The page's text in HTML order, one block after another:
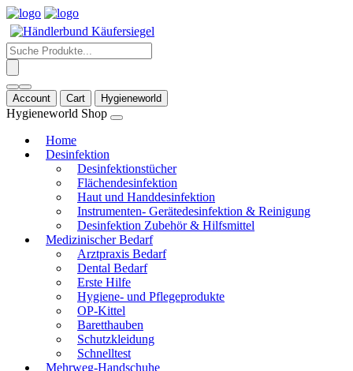
Products
search
Account Cart Hygieneworld
Hygieneworld Shop
Home
Desinfektion
Desinfektionstücher
Flächendesinfektion
Haut und Handdesinfektion
Instrumenten- Gerätedesinfektion & Reinigung
Desinfektion Zubehör & Hilfsmittel
Medizinischer Bedarf
Arztpraxis Bedarf
Dental Bedarf
Erste Hilfe
Hygiene- und Pflegeprodukte
OP-Kittel
Baretthauben
Schutzkleidung
Schnelltest
Mehrweg-Handschuhe